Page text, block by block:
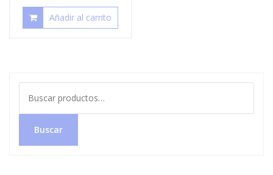
Añadir al carrito
por:
Buscar